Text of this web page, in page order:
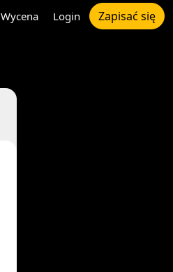
Wycena Login Zapisać się